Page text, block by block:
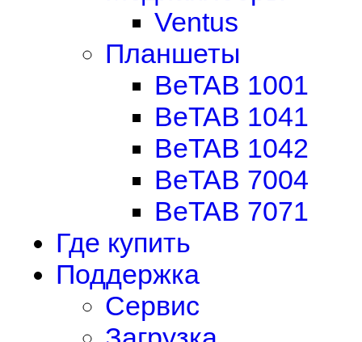
Ventus
Планшеты
BeTAB 1001
BeTAB 1041
BeTAB 1042
BeTAB 7004
BeTAB 7071
Где купить
Поддержка
Сервис